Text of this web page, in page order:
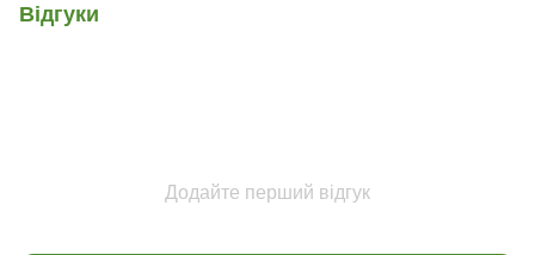
Відгуки
Додайте перший відгук